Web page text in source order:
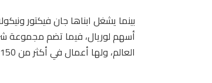
العالم، ولها أعمال في أكثر من 150 دولة